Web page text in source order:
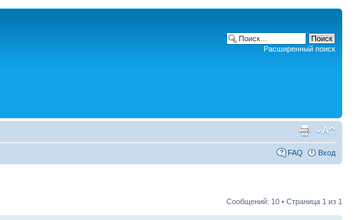
Расширенный поиск
FAQ Вход
Сообщений: 10 • Страница 1 из 1